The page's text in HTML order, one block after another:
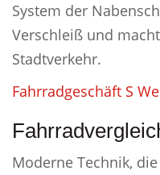
System der
Verschleiß und
Stadtverkehr.
Fahrradgeschäft S
Moderne Technik,